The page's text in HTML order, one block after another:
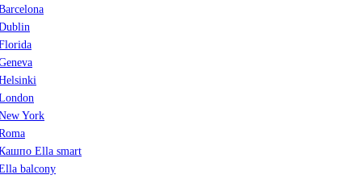
York
Ella smart
balcony